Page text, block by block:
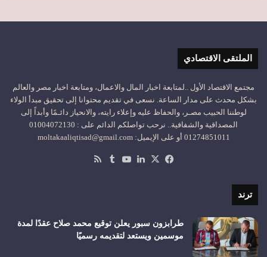
الملتقى الاقتصادي
مجتمع الاقتصاد الأول ..لمتابعة اخبار المال والاعمال، ومتابعة اخبار مصر والعالم
بشكل محدث على مدار الساعة. نسعى في تقديم محتوانا إلى تحقيق مبدأ الولاء
لوطننا الحبيب مصـر، والحفاظ عليه وإعلاء رايته، والانحياز دائـمًا وأبداً إلى
المصداقية والشفافية.. نرحب تواصلكم الدائم على : 01004072130
01274851011 أو على الإيميل: moltakaaliqtisad@gmail.com
فيسبوك
‫X لينكدإن‫YouTube
ترند
طرابزون سبور يعلن توقيع محمد صلاح عقدًا لمدة
موسمين ويستعد لتقديمه رسميًا